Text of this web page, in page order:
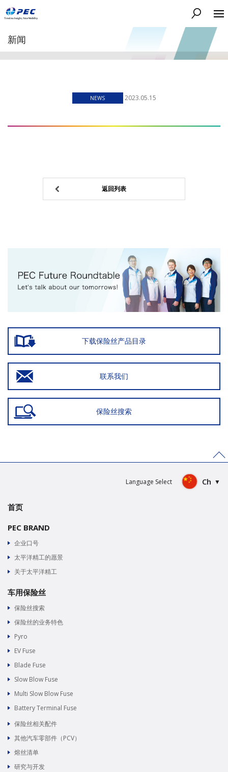
搜索
新闻
NEWS 2023.05.15
返回列表
下载保险丝产品目录
联系我们
保险丝搜索
Language Select Ch
首页
PEC BRAND
企业口号
太平洋精工的愿景
关于太平洋精工
车用保险丝
保险丝搜索
保险丝的业务特色
Pyro
EV Fuse
Blade Fuse
Slow Blow Fuse
Multi Slow Blow Fuse
Battery Terminal Fuse
保险丝相关配件
其他汽车零部件（PCV）
熔丝清单
研究与开发